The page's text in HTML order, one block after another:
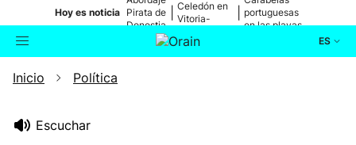
Hoy es noticia Pirata de
Donostia
Celedón en
Vitoria-
portuguesas
en las playas
ES
Buscador
Inicio Política
Escuchar